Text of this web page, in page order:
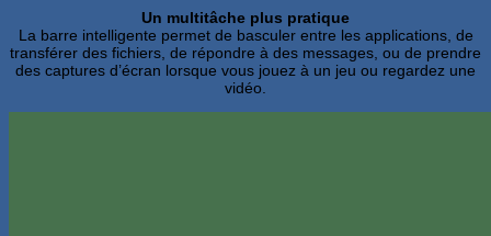
Un multitâche plus pratique
La barre intelligente permet de basculer entre les applications, de
transférer des fichiers, de répondre à des messages, ou de prendre
des captures d’écran lorsque vous jouez à un jeu ou regardez une
vidéo.